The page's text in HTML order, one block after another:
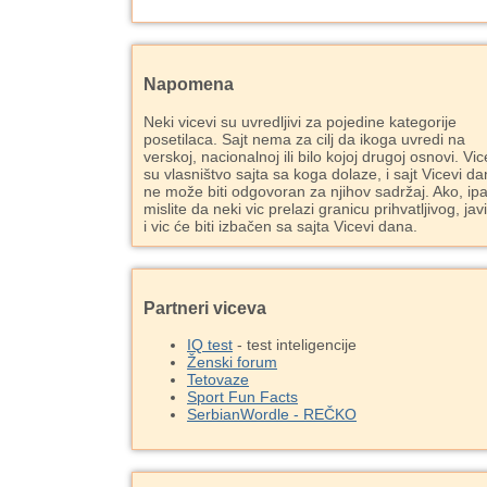
Napomena
Neki vicevi su uvredljivi za pojedine kategorije
posetilaca. Sajt nema za cilj da ikoga uvredi na
verskoj, nacionalnoj ili bilo kojoj drugoj osnovi.
su vlasništvo sajta sa koga dolaze, i sajt Vicevi
ne može biti odgovoran za njihov sadržaj. Ako,
mislite da neki vic prelazi granicu prihvatljivog,
i vic će biti izbačen sa sajta Vicevi dana.
Partneri viceva
IQ test - test inteligencije
Ženski forum
Tetovaze
Sport Fun Facts
SerbianWordle - REČKO